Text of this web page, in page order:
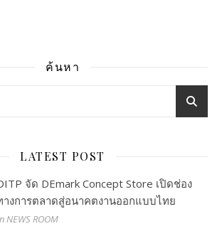
ค้นหา
LATEST POST
จัด DEmark Concept Store เปิดช่อง
างการตลาดสู่อนาคตงานออกแบบไทย
NEWS ROOM